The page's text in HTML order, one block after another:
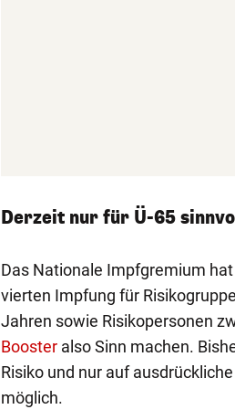
Derzeit nur für Ü-65
Das Nationale Impfgremium
vierten Impfung für
Jahren sowie Risikopersonen
Boosteralso Sinn machen.
Risiko und nur auf
möglich.